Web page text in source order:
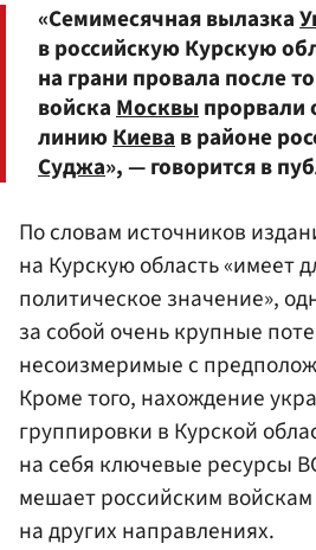
«Семимесячная вылазка
в российскую Курскую
на грани провала после
войска Москвы прорвали
линиюКиева в районе
Суджа», — говорится в
По словам источников
на Курскую область «имеет
политическое значение»,
за собой очень крупные
несоизмеримые с
Кроме того, нахождение
группировки в Курской
на себя ключевые ресурсы
мешает российским войскам
на других направлениях.